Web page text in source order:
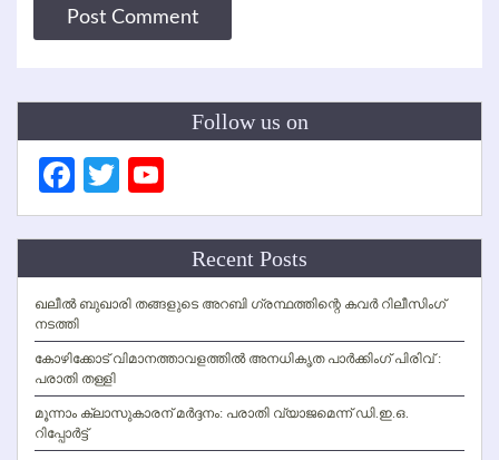
Follow us on
Facebook
Twitter
Channel
Recent Posts
ഖലീല്‍ ബുഖാരി തങ്ങളുടെ അറബി ഗ്രന്ഥത്തിന്റെ കവര്‍ റിലീസിംഗ്
നടത്തി
കോഴിക്കോട് വിമാനത്താവളത്തില്‍ അനധികൃത പാര്‍ക്കിംഗ് പിരിവ് :
പരാതി തള്ളി
മൂന്നാം ക്ലാസുകാരന് മര്‍ദ്ദനം: പരാതി വ്യാജമെന്ന് ഡി.ഇ.ഒ.
റിപ്പോര്‍ട്ട്